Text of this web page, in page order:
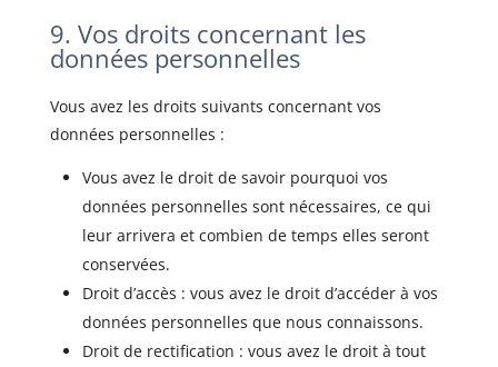
9. Vos droits concernant les
données personnelles
Vous avez les droits suivants concernant vos
données personnelles :
Vous avez le droit de savoir pourquoi vos
données personnelles sont nécessaires, ce qui
leur arrivera et combien de temps elles seront
conservées.
Droit d’accès : vous avez le droit d’accéder à vos
données personnelles que nous connaissons.
Droit de rectification : vous avez le droit à tout